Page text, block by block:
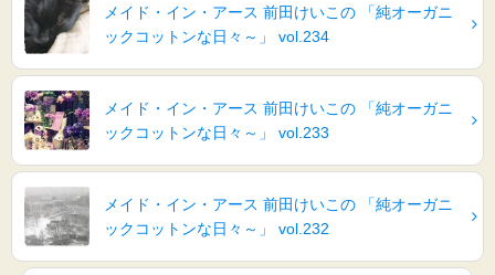
メイド・イン・アース 前田けいこの 「純オーガニ
ックコットンな日々～」 vol.234
メイド・イン・アース 前田けいこの 「純オーガニ
ックコットンな日々～」 vol.233
メイド・イン・アース 前田けいこの 「純オーガニ
ックコットンな日々～」 vol.232